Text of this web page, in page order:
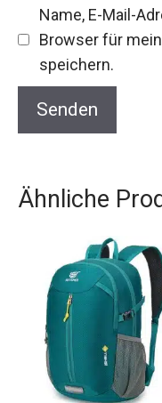
Name, E-Mail-
Browser für
speichern.
Ähnliche